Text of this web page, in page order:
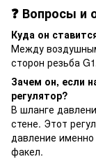
❓ Вопросы и
Куда он
Между
сторон резьба
Зачем он, если
регулятор?
В шланге
стене. Этот
давление
факел.